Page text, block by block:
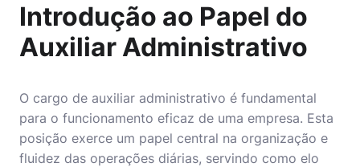
Introdução ao Papel do
Auxiliar Administrativo
O cargo de auxiliar administrativo é fundamental
para o funcionamento eficaz de uma empresa. Esta
posição exerce um papel central na organização e
fluidez das operações diárias, servindo como elo